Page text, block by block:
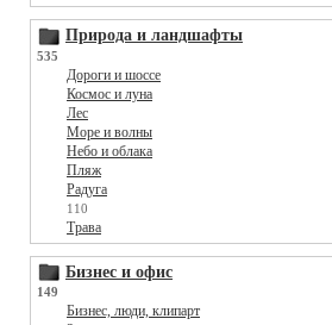
Природа и ландшафты
535
Дороги и шоссе
Космос и луна
Лес
Море и волны
Небо и облака
Пляж
Радуга
110
Трава
Бизнес и офис
149
Бизнес, люди, клипарт